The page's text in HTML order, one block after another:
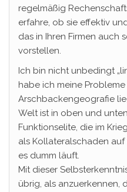
regelmäßig
erfahre, ob sie effektiv
das in Ihren Firmen auch
vorstellen.
Ich bin nicht unbedingt
habe ich meine
Arschbackengeografie
Welt ist in oben und
Funktionselite, die im
als Kollateralschaden
es dumm läuft.
Mit dieser
übrig, als anzuerkennen,